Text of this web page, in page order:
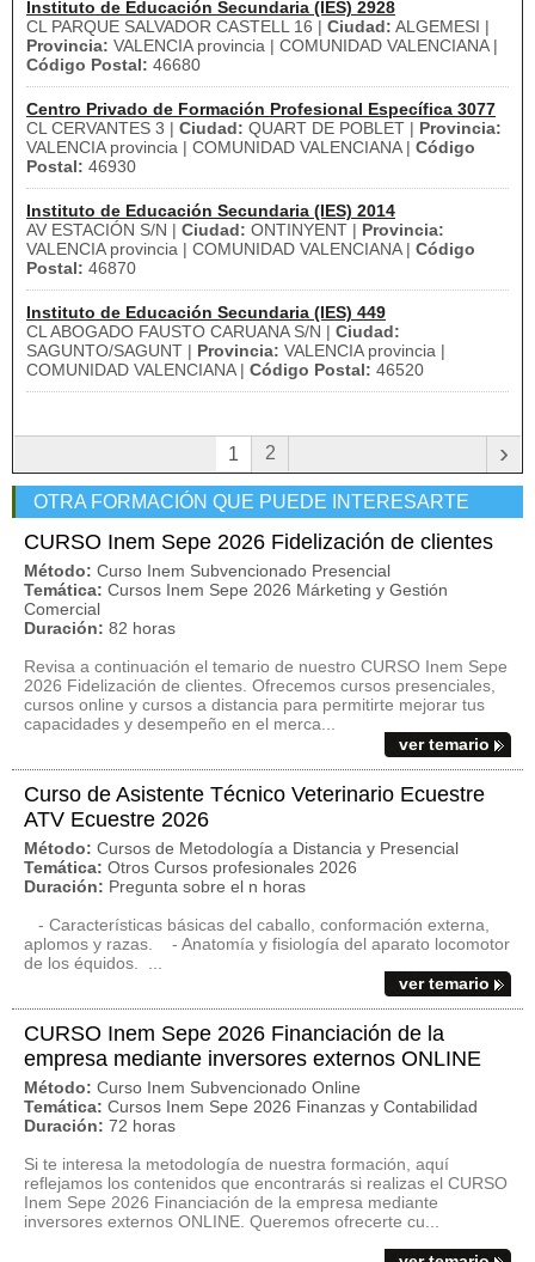
Instituto de Educación Secundaria (IES) 2928
CL PARQUE SALVADOR CASTELL 16 | Ciudad: ALGEMESI |
Provincia: VALENCIA provincia | COMUNIDAD VALENCIANA |
Código Postal: 46680
Centro Privado de Formación Profesional Específica 3077
CL CERVANTES 3 | Ciudad: QUART DE POBLET | Provincia:
VALENCIA provincia | COMUNIDAD VALENCIANA | Código
Postal: 46930
Instituto de Educación Secundaria (IES) 2014
AV ESTACIÓN S/N | Ciudad: ONTINYENT | Provincia:
VALENCIA provincia | COMUNIDAD VALENCIANA | Código
Postal: 46870
Instituto de Educación Secundaria (IES) 449
CL ABOGADO FAUSTO CARUANA S/N | Ciudad:
SAGUNTO/SAGUNT | Provincia: VALENCIA provincia |
COMUNIDAD VALENCIANA | Código Postal: 46520
1 2 ›
OTRA FORMACIÓN QUE PUEDE INTERESARTE
CURSO Inem Sepe 2026 Fidelización de clientes
Método: Curso Inem Subvencionado Presencial
Temática: Cursos Inem Sepe 2026 Márketing y Gestión
Comercial
Duración: 82 horas
Revisa a continuación el temario de nuestro CURSO Inem Sepe
2026 Fidelización de clientes. Ofrecemos cursos presenciales,
cursos online y cursos a distancia para permitirte mejorar tus
capacidades y desempeño en el merca...
ver temario
Curso de Asistente Técnico Veterinario Ecuestre
ATV Ecuestre 2026
Método: Cursos de Metodología a Distancia y Presencial
Temática: Otros Cursos profesionales 2026
Duración: Pregunta sobre el n horas
- Características básicas del caballo, conformación externa,
aplomos y razas. - Anatomía y fisiología del aparato locomotor
de los équidos. ...
ver temario
CURSO Inem Sepe 2026 Financiación de la
empresa mediante inversores externos ONLINE
Método: Curso Inem Subvencionado Online
Temática: Cursos Inem Sepe 2026 Finanzas y Contabilidad
Duración: 72 horas
Si te interesa la metodología de nuestra formación, aquí
reflejamos los contenidos que encontrarás si realizas el CURSO
Inem Sepe 2026 Financiación de la empresa mediante
inversores externos ONLINE. Queremos ofrecerte cu...